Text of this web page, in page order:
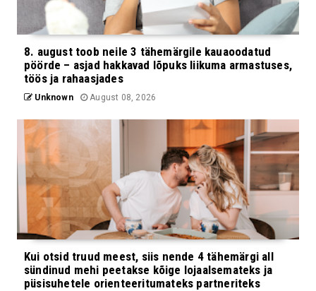
8. august toob neile 3 tähemärgile kauaoodatud
pöörde – asjad hakkavad lõpuks liikuma armastuses,
töös ja rahaasjades
Unknown August 08, 2026
Kui otsid truud meest, siis nende 4 tähemärgi all
sündinud mehi peetakse kõige lojaalsemateks ja
püsisuhetele orienteeritumateks partneriteks